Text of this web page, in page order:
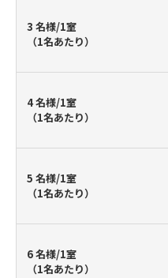
3 名様/1室
（1名あたり）
4 名様/1室
（1名あたり）
5 名様/1室
（1名あたり）
6 名様/1室
（1名あたり）